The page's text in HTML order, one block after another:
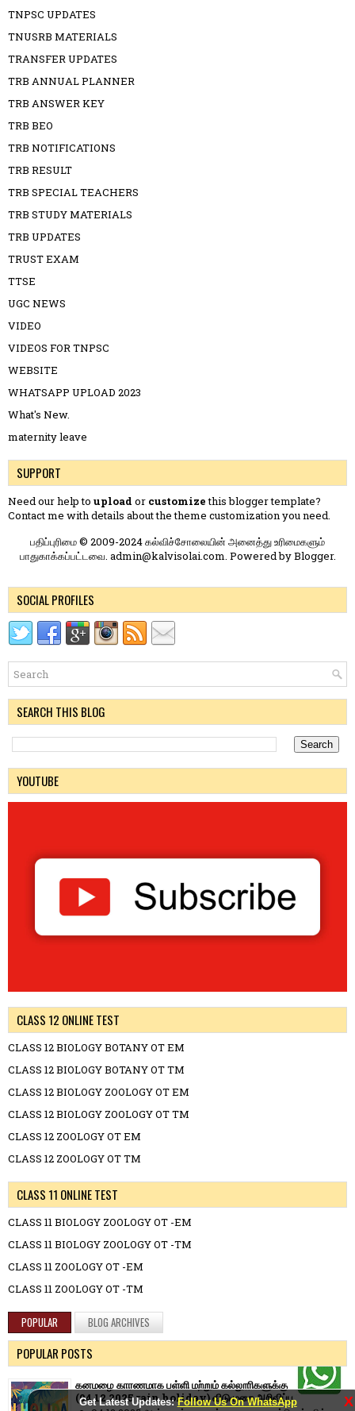
Get Latest Updates:Follow Us On WhatsApp X
TNPSC UPDATES
TNUSRB MATERIALS
TRANSFER UPDATES
TRB ANNUAL PLANNER
TRB ANSWER KEY
TRB BEO
TRB NOTIFICATIONS
TRB RESULT
TRB SPECIAL TEACHERS
TRB STUDY MATERIALS
TRB UPDATES
TRUST EXAM
TTSE
UGC NEWS
VIDEO
VIDEOS FOR TNPSC
WEBSITE
WHATSAPP UPLOAD 2023
What's New.
maternity leave
SUPPORT
Need our help to upload or customizethis blogger template?
Contact me with details about the theme customization you need.
பதிப்புரிமை © 2009-2024 கல்விச்சோலையின் அனைத்து உரிமைகளும்
பாதுகாக்கப்பட்டவை. admin@kalvisolai.com. Powered byBlogger.
SOCIAL PROFILES
SEARCH THIS BLOG
YOUTUBE
CLASS 12 ONLINE TEST
CLASS 12 BIOLOGY BOTANY OT EM
CLASS 12 BIOLOGY BOTANY OT TM
CLASS 12 BIOLOGY ZOOLOGY OT EM
CLASS 12 BIOLOGY ZOOLOGY OT TM
CLASS 12 ZOOLOGY OT EM
CLASS 12 ZOOLOGY OT TM
CLASS 11 ONLINE TEST
CLASS 11 BIOLOGY ZOOLOGY OT -EM
CLASS 11 BIOLOGY ZOOLOGY OT -TM
CLASS 11 ZOOLOGY OT -EM
CLASS 11 ZOOLOGY OT -TM
POPULAR BLOG ARCHIVES
POPULAR POSTS
கனமழை காரணமாக பள்ளி மற்றும் கல்லூரிகளுக்கு
(04.12.2025 rain holiday) விடுமுறை அறிவிப்பு.